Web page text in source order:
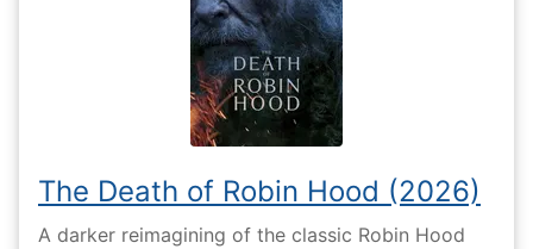
The Death of Robin Hood (2026)
A darker reimagining of the classic Robin Hood